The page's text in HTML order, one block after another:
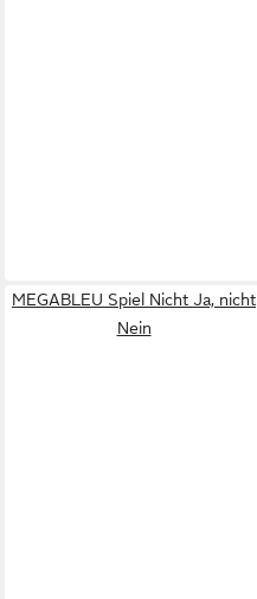
MEGABLEU Spiel Nicht Ja, nicht
Nein